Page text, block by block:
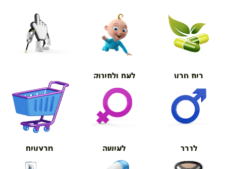
בית טבע לאם ולתינוק
אורטופדיה
לגבר לאישה מבצעים